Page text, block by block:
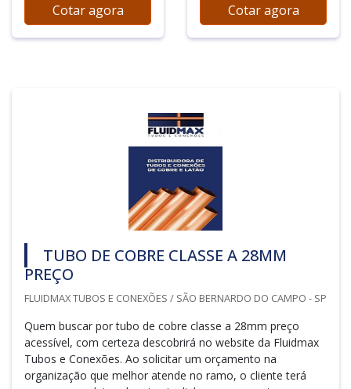
Cotar agora Cotar agora
TUBO DE COBRE CLASSE A 28MM
PREÇO
FLUIDMAX TUBOS E CONEXÕES / SÃO BERNARDO DO CAMPO - SP
Quem buscar por tubo de cobre classe a 28mm preço
acessível, com certeza descobrirá no website da Fluidmax
Tubos e Conexões. Ao solicitar um orçamento na
organização que melhor atende no ramo, o cliente terá